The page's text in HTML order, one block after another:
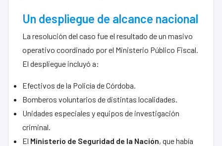
Un despliegue de alcance nacional
La resolución del caso fue el resultado de un masivo
operativo coordinado por el Ministerio Público Fiscal.
El despliegue incluyó a:
Efectivos de la Policía de Córdoba.
Bomberos voluntarios de distintas localidades.
Unidades especiales y equipos de investigación
criminal.
El Ministerio de Seguridad de la Nación, que había